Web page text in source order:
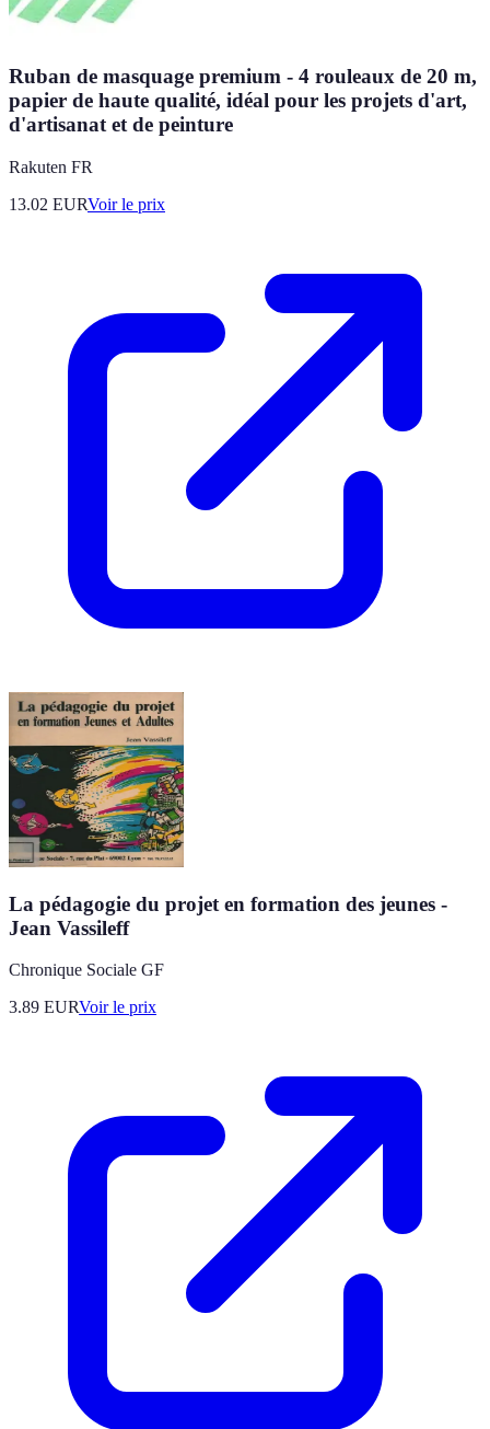
Ruban de masquage premium - 4 rouleaux de 20 m,
papier de haute qualité, idéal pour les projets d'art,
d'artisanat et de peinture
Rakuten FR
13.02 EURVoir le prix
La pédagogie du projet en formation des jeunes -
Jean Vassileff
Chronique Sociale GF
3.89 EURVoir le prix